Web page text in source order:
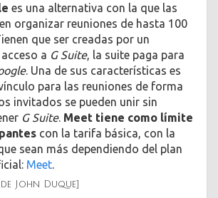
es una alternativa con la que las
organizar reuniones de hasta 100
que ser creadas por un
a G Suite, la suite paga para
. Una de sus características es
para las reuniones de forma
invitados se pueden unir sin
G Suite. Meet tiene como límite
con la tarifa básica, con la
sean más dependiendo del plan
Meet
John Duque]